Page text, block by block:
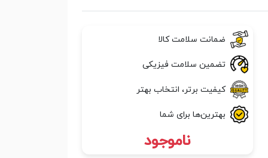
ضمانت سلامت کالا
تضمین سلامت فیزیکی
کیفیت برتر، انتخاب بهتر
بهترین‌ها برای شما
ناموجود